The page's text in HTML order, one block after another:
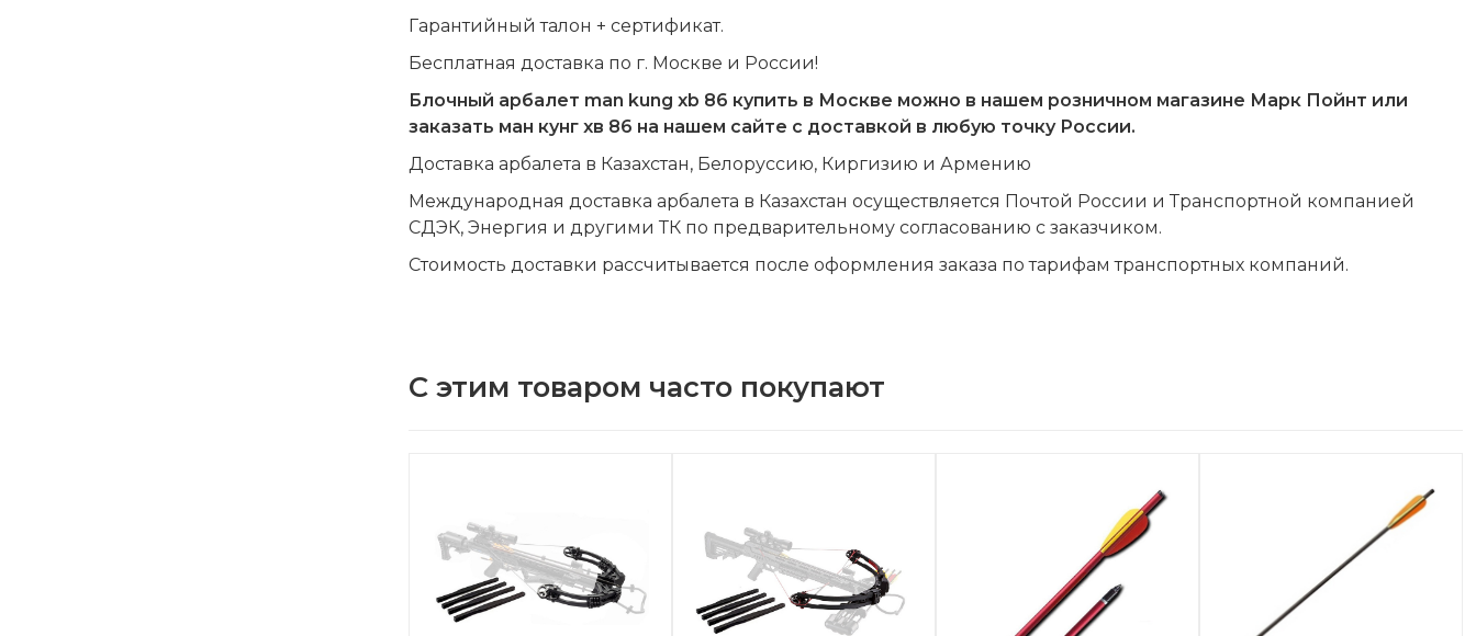
Гарантийный талон + сертификат.
Бесплатная доставка по г. Москве и России!
Блочный арбалет man kung xb 86 купить в Москве можно в нашем розничном магазине Марк Пойнт или
заказать ман кунг хв 86 на нашем сайте с доставкой в любую точку России.
Доставка арбалета в Казахстан, Белоруссию, Киргизию и Армению
Международная доставка арбалета в Казахстан осуществляется Почтой России и Транспортной компанией
СДЭК, Энергия и другими ТК по предварительному согласованию с заказчиком.
Стоимость доставки рассчитывается после оформления заказа по тарифам транспортных компаний.
С этим товаром часто покупают